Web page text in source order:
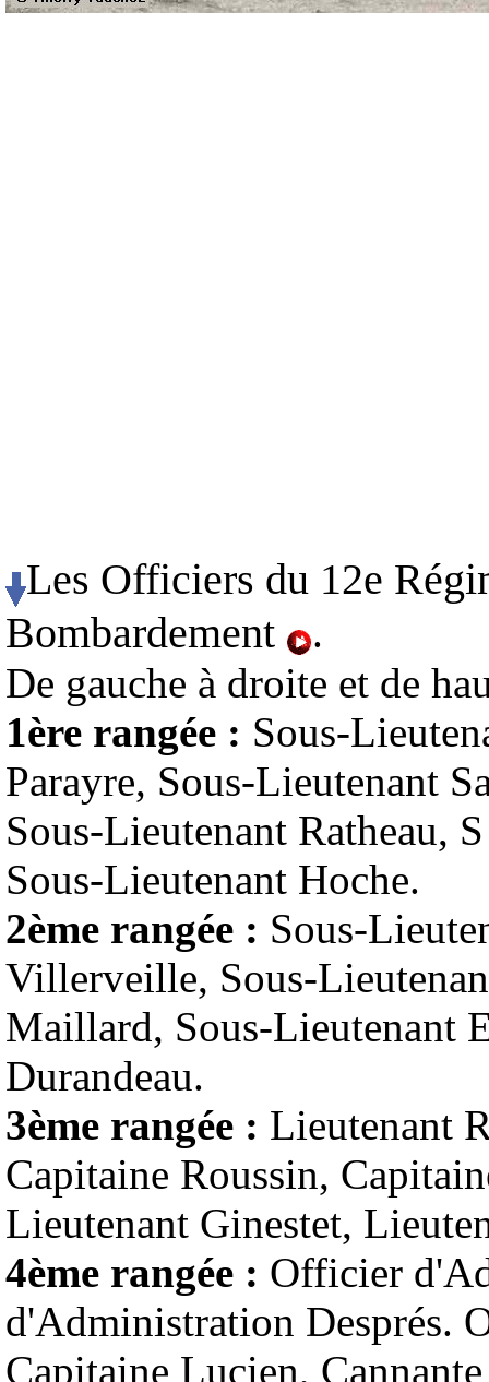
Les Officiers du 12e
Bombardement
.
De gauche à droite et de
1ère rangée : Sous-
Parayre, Sous-Lieutenant
Sous-Lieutenant Ratheau,
Sous-Lieutenant Hoche.
2ème rangée : Sous-
Villerveille, Sous-
Maillard, Sous-Lieutenant
Durandeau.
3ème rangée : Lieutenant
Capitaine Roussin,
Lieutenant Ginestet,
4ème rangée : Officier
d'Administration Després.
Capitaine Lucien,